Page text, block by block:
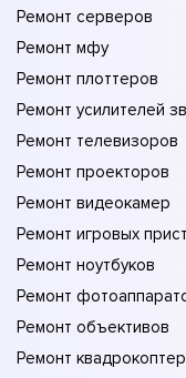
Ремонт серверов
Ремонт мфу
Ремонт плоттеров
Ремонт усилителей
Ремонт телевизоров
Ремонт проекторов
Ремонт видеокамер
Ремонт игровых
Ремонт ноутбуков
Ремонт
Ремонт объективов
Ремонт